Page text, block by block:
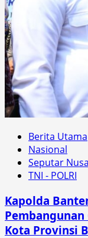
Berita Utama
Nasional
Seputar
TNI - POLRI
Kapolda
Pembangunan
Kota Provinsi